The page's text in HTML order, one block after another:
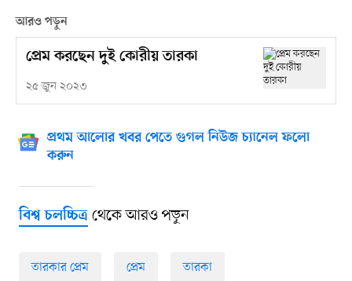
আরও পড়ুন
প্রেম করছেন দুই কোরীয় তারকা
২৫ জুন ২০২৩
প্রথম আলোর খবর পেতে গুগল নিউজ চ্যানেল ফলো
করুন
বিশ্ব চলচ্চিত্রথেকে আরও পড়ুন
তারকার প্রেম প্রেম তারকা